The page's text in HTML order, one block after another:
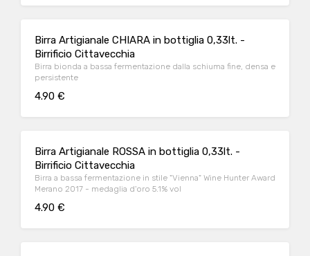
Birra Artigianale CHIARA in bottiglia 0,33lt. -
Birrificio Cittavecchia
Birra bionda a bassa fermentazione dalla schiuma fine, densa e
persistente
4.90 €
Birra Artigianale ROSSA in bottiglia 0,33lt. -
Birrificio Cittavecchia
Birra a bassa fermentazione in stile "Vienna" Wine Hunter Award
Merano 2017 - medaglia d'oro 5.1% vol
4.90 €